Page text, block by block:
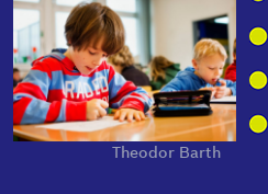
Theodor Barth